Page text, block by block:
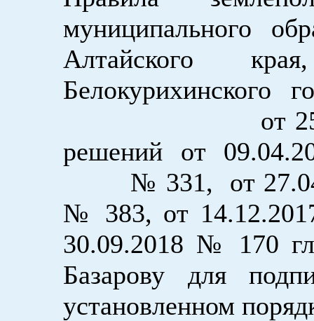
муниципального
Алтайского
Белокурихинского
от
решений от
№ 331, от
№ 383, от
30.09.2018 № 170
Базарову для
установленном